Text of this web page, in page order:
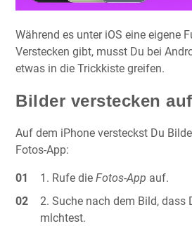
Während es unter iOS eine eigene
Verstecken gibt, musst Du bei
etwas in die Trickkiste greifen.
Bilder verstecken
Auf dem iPhone versteckst Du
Fotos-App:
Rufe dieFotos-App auf.
Suche nach dem Bild, dass
mlchtest.